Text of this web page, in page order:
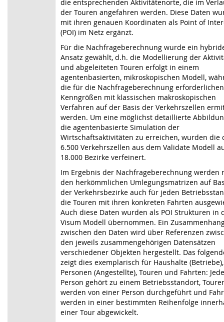
die entsprechenden Aktivitätenorte, die im
der Touren angefahren werden. Diese Daten
mit ihren genauen Koordinaten als Point of
(POI) im Netz ergänzt.
Für die Nachfrageberechnung wurde ein
Ansatz gewählt, d.h. die Modellierung der
und abgeleiteten Touren erfolgt in einem
agentenbasierten, mikroskopischen Modell,
die für die Nachfrageberechnung erforderlichen
Kenngrößen mit klassischen makroskopischen
Verfahren auf der Basis der Verkehrszellen
werden. Um eine möglichst detaillierte
die agentenbasierte Simulation der
Wirtschaftsaktivitäten zu erreichen, wurden die
6.500 Verkehrszellen aus dem Validate Modell
18.000 Bezirke verfeinert.
Im Ergebnis der Nachfrageberechnung werden
den herkömmlichen Umlegungsmatrizen auf
der Verkehrsbezirke auch für jeden
die Touren mit ihren konkreten Fahrten
Auch diese Daten wurden als POI Strukturen in
Visum Modell übernommen. Ein
zwischen den Daten wird über Referenzen
den jeweils zusammengehörigen Datensätzen
verschiedener Objekten hergestellt. Das
zeigt dies exemplarisch für Haushalte (Betriebe),
Personen (Angestellte), Touren und Fahrten: Jede
Person gehört zu einem Betriebsstandort,
werden von einer Person durchgeführt und
werden in einer bestimmten Reihenfolge
einer Tour abgewickelt.